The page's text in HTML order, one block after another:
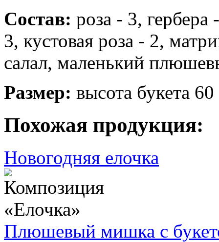
Состав: роза - 3,
3, кустовая роза - 2,
салал, маленький
Размер: высота букета
Похожая продукция:
Новогодняя елочка
Плюшевый мишка с